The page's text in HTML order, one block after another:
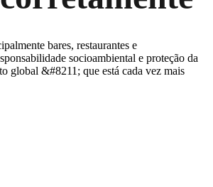
bares, restaurantes e
socioambiental e proteção da
global &#8211; que está cada vez mais